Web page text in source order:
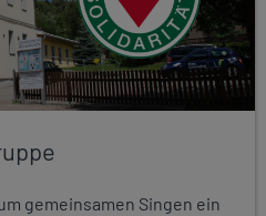
gemeinsamen Singen ein